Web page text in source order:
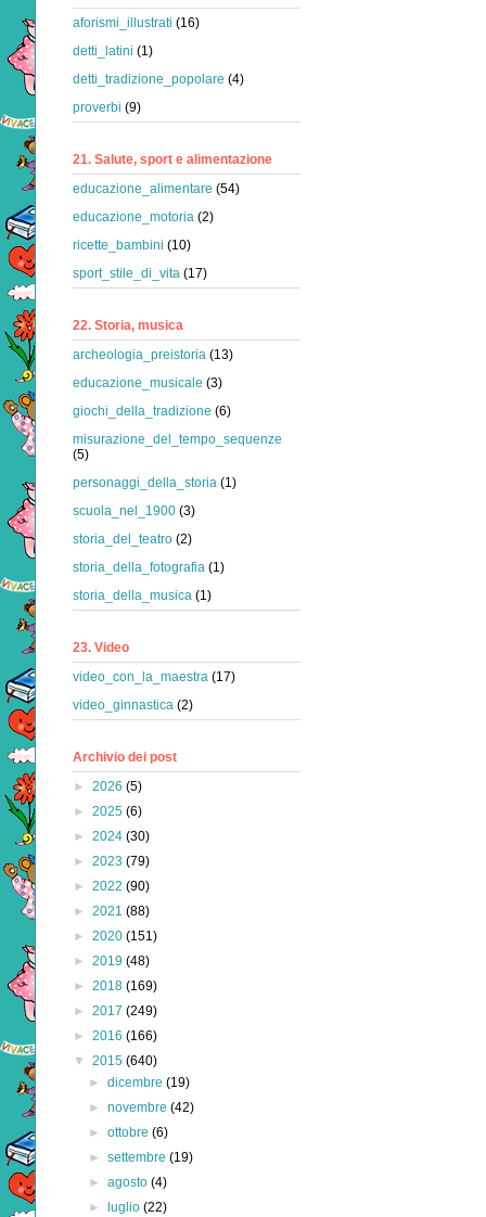
aforismi_illustrati (16)
detti_latini (1)
detti_tradizione_popolare (4)
proverbi (9)
21. Salute, sport e alimentazione
educazione_alimentare (54)
educazione_motoria (2)
ricette_bambini (10)
sport_stile_di_vita (17)
22. Storia, musica
archeologia_preistoria (13)
educazione_musicale (3)
giochi_della_tradizione (6)
misurazione_del_tempo_sequenze
(5)
personaggi_della_storia (1)
scuola_nel_1900 (3)
storia_del_teatro (2)
storia_della_fotografia (1)
storia_della_musica (1)
23. Video
video_con_la_maestra (17)
video_ginnastica (2)
Archivio dei post
► 2026 (5)
► 2025 (6)
► 2024 (30)
► 2023 (79)
► 2022 (90)
► 2021 (88)
► 2020 (151)
► 2019 (48)
► 2018 (169)
► 2017 (249)
► 2016 (166)
▼ 2015 (640)
►dicembre(19)
►novembre(42)
►ottobre(6)
►settembre(19)
►agosto(4)
►
luglio(22)